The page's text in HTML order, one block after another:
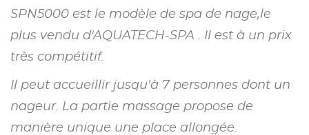
SPN5000 est le modèle de spa de nage,le
plus vendu d'AQUATECH-SPA . Il est à un prix
très compétitif.
Il peut accueillir jusqu'à 7 personnes dont un
nageur. La partie massage propose de
manière unique une place allongée.